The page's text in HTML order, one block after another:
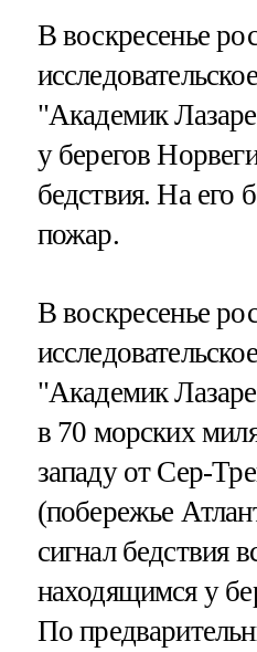
В воскресенье
"Академик
у берегов
бедствия. На его
пожар.
В воскресенье
"Академик
в 70 морских
западу от Сер-
(побережье
сигнал бедствия
находящимся у
По